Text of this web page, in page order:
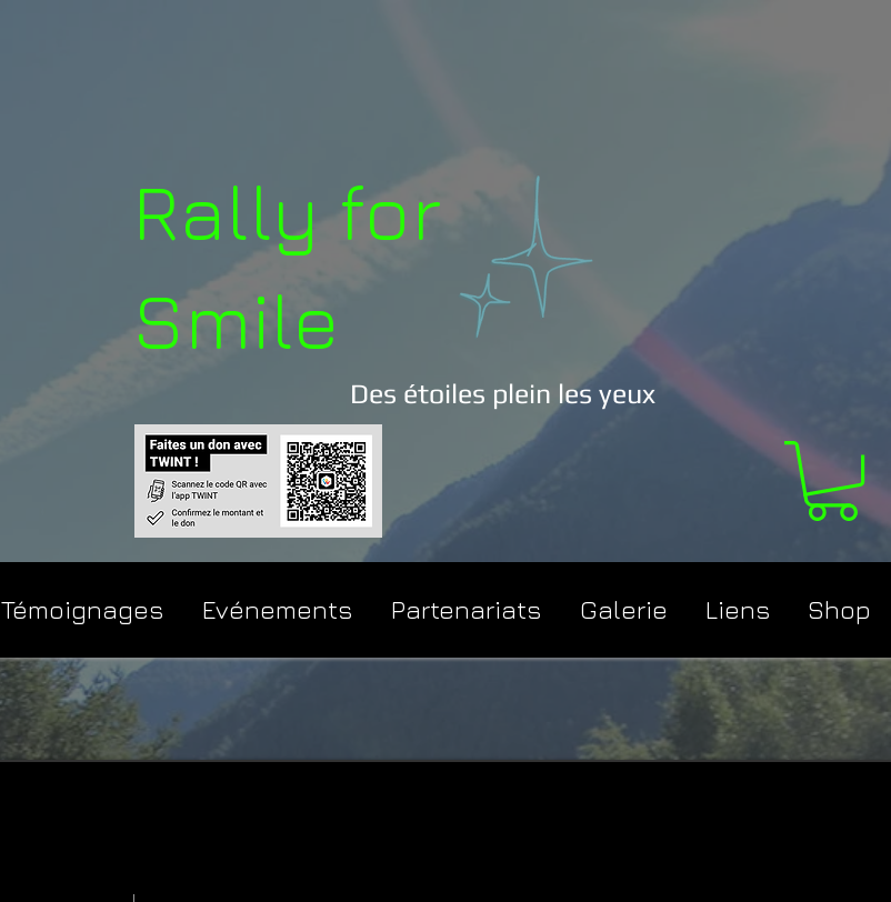
Rally for
Smile
Des étoiles plein les yeux
Témoignages Evénements Partenariats Galerie Liens Shop